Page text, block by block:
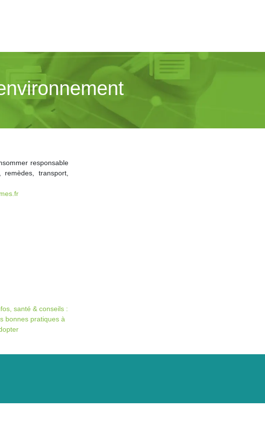
responsable
remèdes, transport,
santé & conseils :
bonnes pratiques à